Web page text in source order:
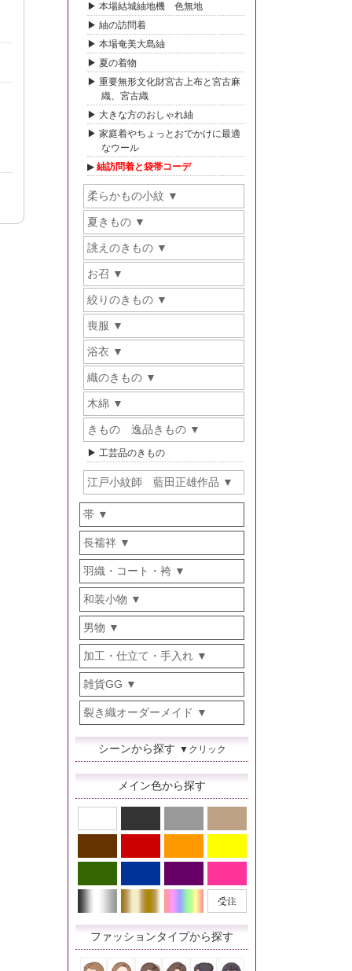
本場結城紬地機 色無地
紬の訪問着
本場奄美大島紬
夏の着物
重要無形文化財宮古上布と宮古麻
織、宮古織
大きな方のおしゃれ紬
家庭着やちょっとおでかけに最適
なウール
紬訪問着と袋帯コーデ
柔らかもの小紋
夏きもの
誂えのきもの
お召
絞りのきもの
喪服
浴衣
織のきもの
木綿
きもの 逸品きもの
工芸品のきもの
江戸小紋師 藍田正雄作品
帯
長襦袢
羽織・コート・袴
和装小物
男物
加工・仕立て・手入れ
雑貨GG
裂き織オーダーメイド
シーンから探す ▼クリック
メイン色から探す
ファッションタイプから探す